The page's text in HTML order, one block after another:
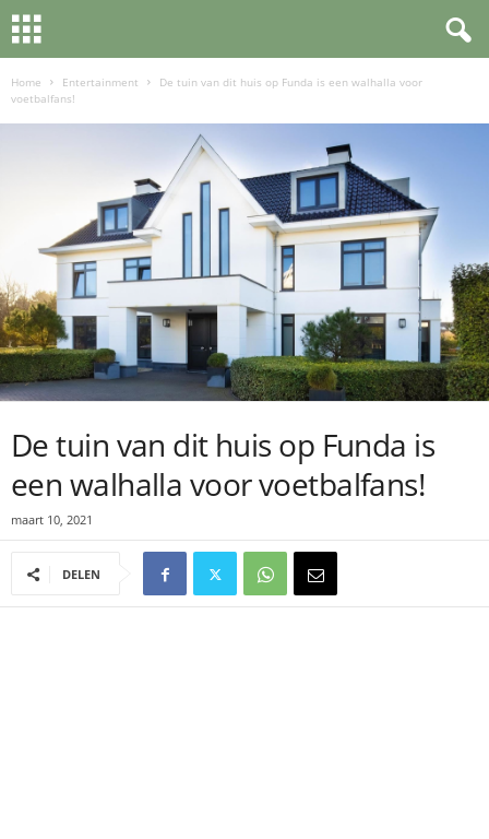
Home Entertainment
De tuin van dit huis op Funda is een walhalla voor
voetbalfans!
De tuin van dit huis op Funda is
een walhalla voor voetbalfans!
maart 10, 2021
DELEN